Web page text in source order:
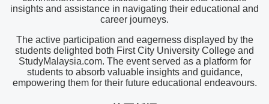
insights and assistance in navigating their educational and
career journeys.
The active participation and eagerness displayed by the
students delighted both First City University College and
StudyMalaysia.com. The event served as a platform for
students to absorb valuable insights and guidance,
empowering them for their future educational endeavours.